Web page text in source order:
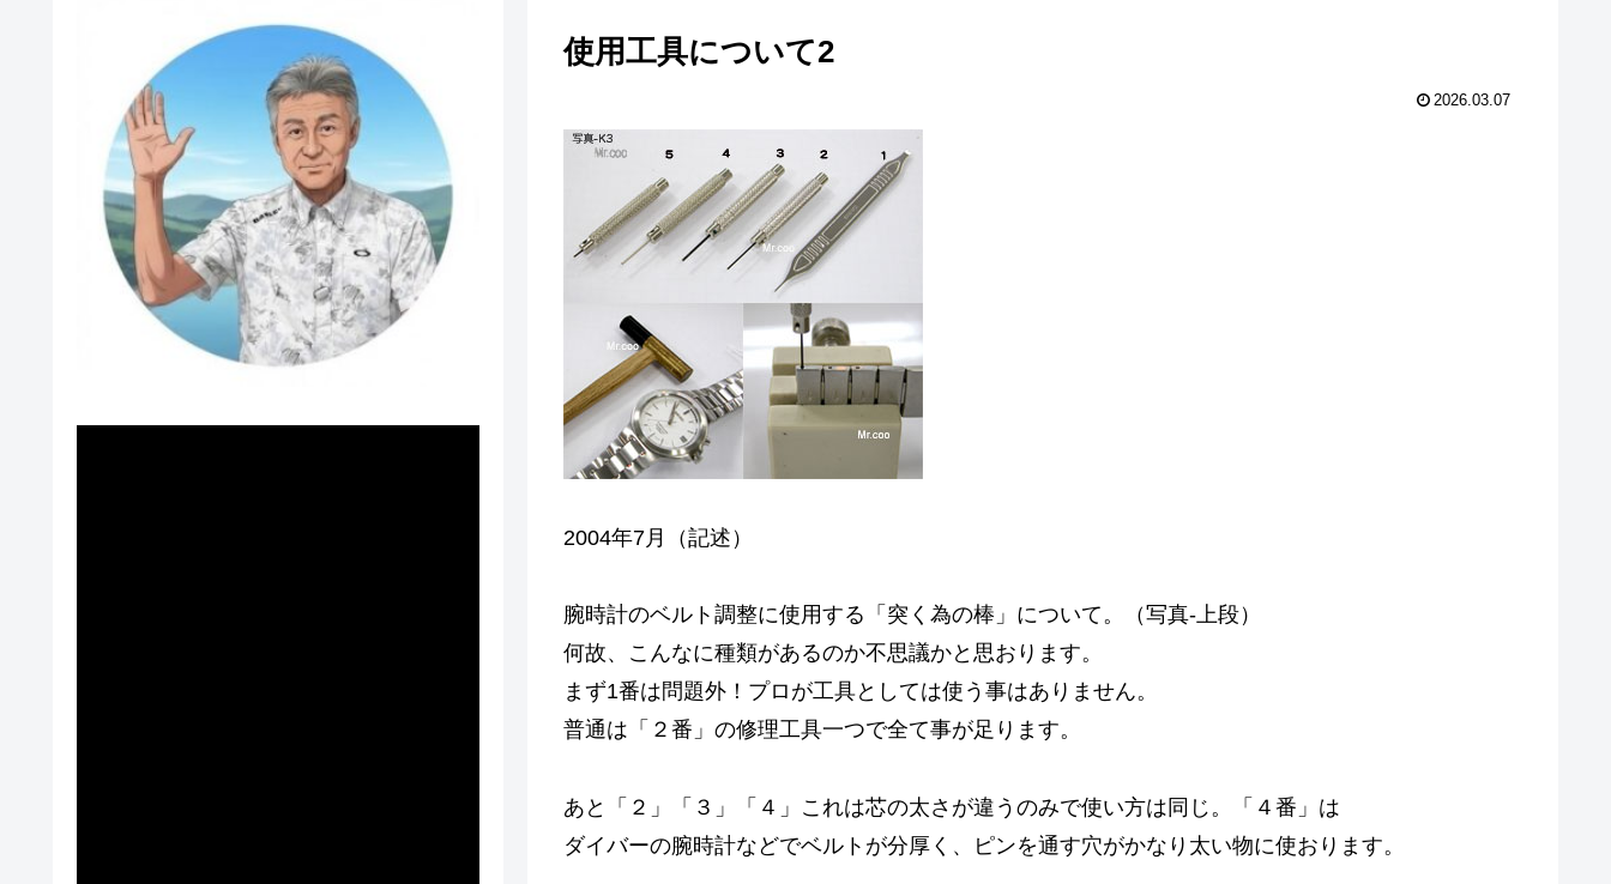
使用工具について2
2026.03.07
2004年7月（記述）
腕時計のベルト調整に使用する「突く為の棒」について。（写真-上段）
何故、こんなに種類があるのか不思議かと思おります。
まず1番は問題外！プロが工具としては使う事はありません。
普通は「２番」の修理工具一つで全て事が足ります。
あと「２」「３」「４」これは芯の太さが違うのみで使い方は同じ。「４番」は
ダイバーの腕時計などでベルトが分厚く、ピンを通す穴がかなり太い物に使おります。